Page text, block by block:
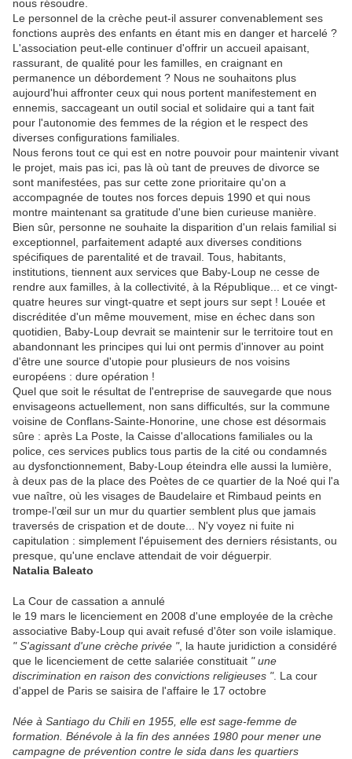
nous résoudre.
Le personnel de la crèche peut-il assurer convenablement ses
fonctions auprès des enfants en étant mis en danger et harcelé ?
L'association peut-elle continuer d'offrir un accueil apaisant,
rassurant, de qualité pour les familles, en craignant en
permanence un débordement ? Nous ne souhaitons plus
aujourd'hui affronter ceux qui nous portent manifestement en
ennemis, saccageant un outil social et solidaire qui a tant fait
pour l'autonomie des femmes de la région et le respect des
diverses configurations familiales.
Nous ferons tout ce qui est en notre pouvoir pour maintenir vivant
le projet, mais pas ici, pas là où tant de preuves de divorce se
sont manifestées, pas sur cette zone prioritaire qu'on a
accompagnée de toutes nos forces depuis 1990 et qui nous
montre maintenant sa gratitude d'une bien curieuse manière.
Bien sûr, personne ne souhaite la disparition d'un relais familial si
exceptionnel, parfaitement adapté aux diverses conditions
spécifiques de parentalité et de travail. Tous, habitants,
institutions, tiennent aux services que Baby-Loup ne cesse de
rendre aux familles, à la collectivité, à la République... et ce vingt-
quatre heures sur vingt-quatre et sept jours sur sept ! Louée et
discréditée d'un même mouvement, mise en échec dans son
quotidien, Baby-Loup devrait se maintenir sur le territoire tout en
abandonnant les principes qui lui ont permis d'innover au point
d'être une source d'utopie pour plusieurs de nos voisins
européens : dure opération !
Quel que soit le résultat de l'entreprise de sauvegarde que nous
envisageons actuellement, non sans difficultés, sur la commune
voisine de Conflans-Sainte-Honorine, une chose est désormais
sûre : après La Poste, la Caisse d'allocations familiales ou la
police, ces services publics tous partis de la cité ou condamnés
au dysfonctionnement, Baby-Loup éteindra elle aussi la lumière,
à deux pas de la place des Poètes de ce quartier de la Noé qui l'a
vue naître, où les visages de Baudelaire et Rimbaud peints en
trompe-l’œil sur un mur du quartier semblent plus que jamais
traversés de crispation et de doute... N'y voyez ni fuite ni
capitulation : simplement l'épuisement des derniers résistants, ou
presque, qu'une enclave attendait de voir déguerpir.
Natalia Baleato
La Cour de cassation a annulé
le 19 mars le licenciement en 2008 d'une employée de la crèche
associative Baby-Loup qui avait refusé d'ôter son voile islamique.
" S'agissant d'une crèche privée ", la haute juridiction a considéré
que le licenciement de cette salariée constituait " une
discrimination en raison des convictions religieuses ". La cour
d'appel de Paris se saisira de l'affaire le 17 octobre
Née à Santiago du Chili en 1955, elle est sage-femme de
formation. Bénévole à la fin des années 1980 pour mener une
campagne de prévention contre le sida dans les quartiers